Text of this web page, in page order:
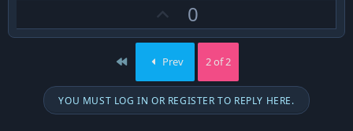
p
v
o
t
e
0
First Prev 2 of 2
YOU MUST LOG IN OR REGISTER TO REPLY HERE.